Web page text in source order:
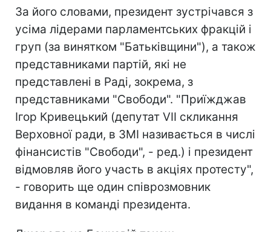
За його словами, президент зустрічався з
усіма лідерами парламентських фракцій і
груп (за винятком "Батьківщини"), а також
представниками партій, які не
представлені в Раді, зокрема, з
представниками "Свободи". "Приїжджав
Ігор Кривецький (депутат VII скликання
Верховної ради, в ЗМІ називається в числі
фінансистів "Свободи", - ред.) і президент
відмовляв його участь в акціях протесту",
- говорить ще один співрозмовник
видання в команді президента.